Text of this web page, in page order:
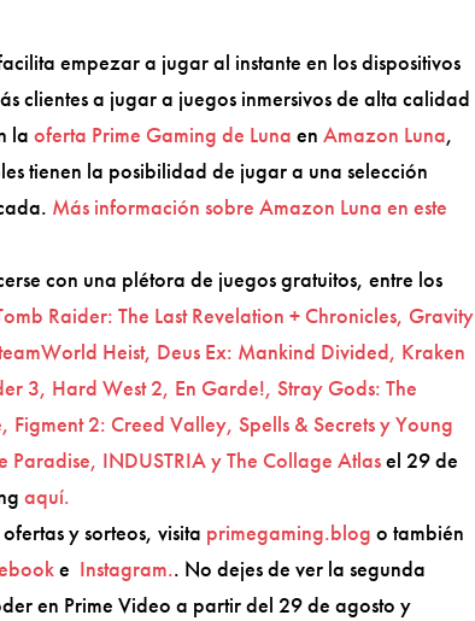
empezar a jugar al instante en los dispositivos
clientes a jugar a juegos inmersivos de alta calidad
laoferta Prime Gaming de Luna enAmazon Luna,
tienen la posibilidad de jugar a una selección
Más información sobre Amazon Luna en este
con una plétora de juegos gratuitos, entre los
Raider: The Last Revelation + Chronicles, Gravity
Heist, Deus Ex: Mankind Divided, Kraken
3, Hard West 2, En Garde!, Stray Gods: The
2: Creed Valley, Spells & Secrets y Young
Paradise, INDUSTRIA y The Collage Atlasel 29 de
aquí.
y sorteos, visita primegaming.blog o también
e Instagram.. No dejes de ver la segunda
en Prime Video a partir del 29 de agosto y